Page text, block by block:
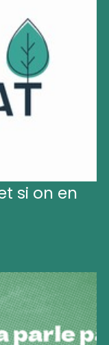
si on en